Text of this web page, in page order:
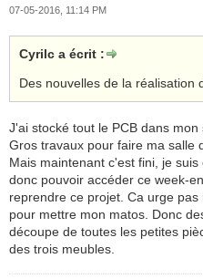
07-05-2016, 11:14 PM
Cyrilc a écrit :
Des nouvelles de la réalisation
J'ai stocké tout le PCB dans
Gros travaux pour faire ma salle
Mais maintenant c'est fini, je
donc pouvoir accéder ce week-
reprendre ce projet. Ca urge
pour mettre mon matos. Donc
découpe de toutes les petites
des trois meubles.